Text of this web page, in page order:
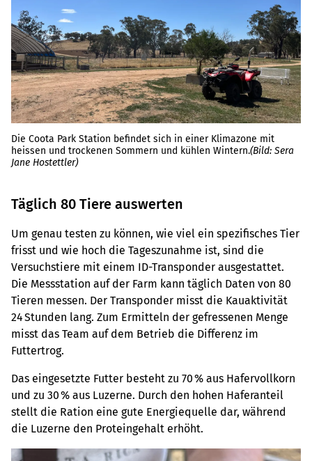
Die Coota Park Station befindet sich in einer Klimazone mit
heissen und trockenen Sommern und kühlen Wintern.(Bild: Sera
Jane Hostettler)
Täglich 80 Tiere auswerten
Um genau testen zu können, wie viel ein spezifisches Tier
frisst und wie hoch die Tageszunahme ist, sind die
Versuchstiere mit einem ID-Transponder ausgestattet.
Die Messstation auf der Farm kann täglich Daten von 80
Tieren messen. Der Transponder misst die Kauaktivität
24 Stunden lang. Zum Ermitteln der gefressenen Menge
misst das Team auf dem Betrieb die Differenz im
Futtertrog.
Das eingesetzte Futter besteht zu 70 % aus Hafervollkorn
und zu 30 % aus Luzerne. Durch den hohen Haferanteil
stellt die Ration eine gute Energiequelle dar, während
die Luzerne den Proteingehalt erhöht.